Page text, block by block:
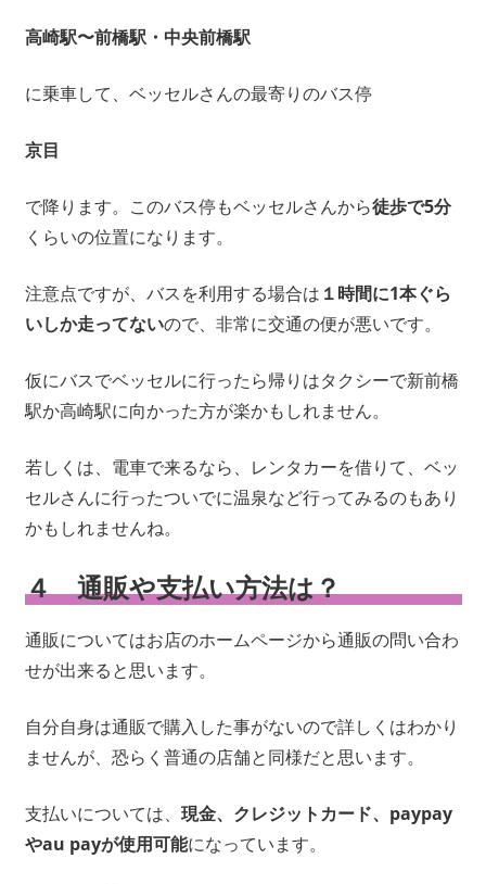
高崎駅〜前橋駅・中央前橋駅
に乗車して、ベッセルさんの最寄りのバス停
京目
で降ります。このバス停もベッセルさんから徒歩で5分
くらいの位置になります。
注意点ですが、バスを利用する場合は １時間に1本ぐら
いしか走ってないので、非常に交通の便が悪いです。
仮にバスでベッセルに行ったら帰りはタクシーで新前橋
駅か高崎駅に向かった方が楽かもしれません。
若しくは、電車で来るなら、レンタカーを借りて、ベッ
セルさんに行ったついでに温泉など行ってみるのもあり
かもしれませんね。
４ 通販や支払い方法は？
通販についてはお店のホームページから通販の問い合わ
せが出来ると思います。
自分自身は通販で購入した事がないので詳しくはわかり
ませんが、恐らく普通の店舗と同様だと思います。
支払いについては、 現金、クレジットカード、paypay
やau payが使用可能になっています。